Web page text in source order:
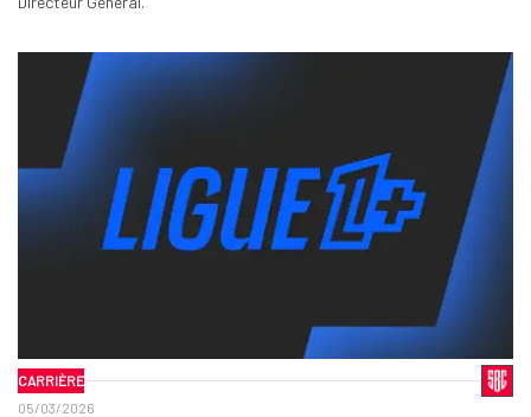
CARRIÈRE
05/03/2026